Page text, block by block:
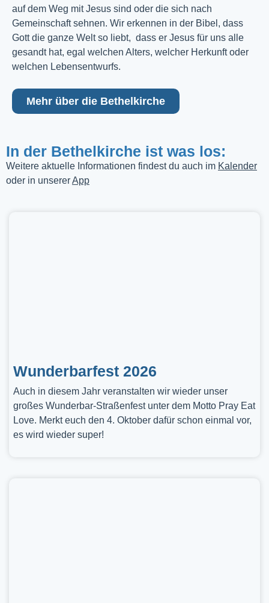
auf dem Weg mit Jesus sind oder die sich nach
Gemeinschaft sehnen. Wir erkennen in der Bibel, dass
Gott die ganze Welt so liebt, dass er Jesus für uns alle
gesandt hat, egal welchen Alters, welcher Herkunft oder
welchen Lebensentwurfs.
Mehr über die Bethelkirche
In der Bethelkirche ist was los:
Weitere aktuelle Informationen findest du auch im Kalender
oder in unsererApp
Wunderbarfest 2026
Auch in diesem Jahr veranstalten wir wieder unser
großes Wunderbar-Straßenfest unter dem Motto Pray Eat
Love. Merkt euch den 4. Oktober dafür schon einmal vor,
es wird wieder super!